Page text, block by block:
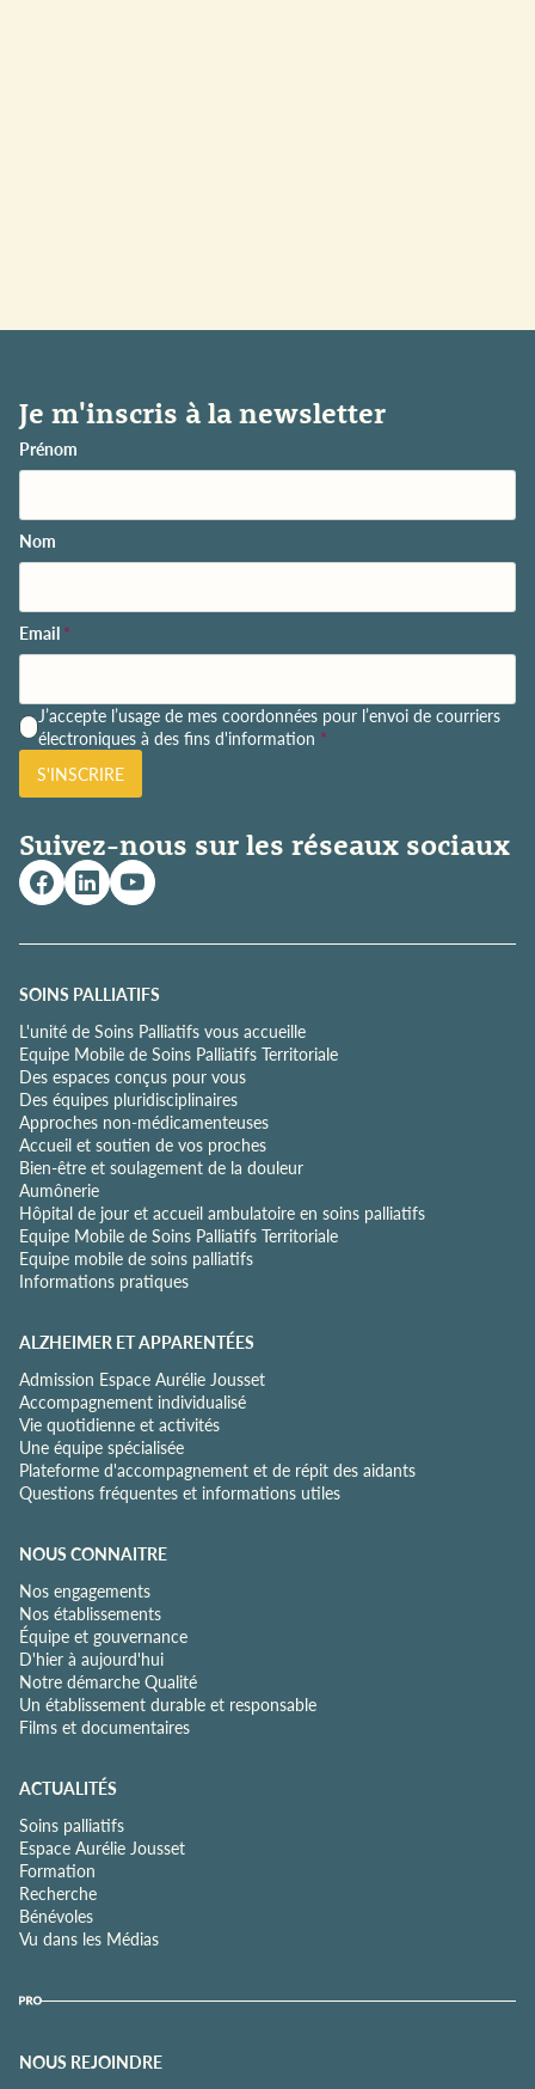
Je m'inscris à la newsletter
Prénom
Nom
Email *
P
o
l
t
q
u
e
e
o
f
i
d
e
n
t
i
a
l
i
t
é
J’accepte l’usage de mes coordonnées pour l’envoi de courriers
électroniques à des fins d'information *
S'INSCRIRE
Suivez-nous sur les réseaux sociaux
SOINS PALLIATIFS
L'unité de Soins Palliatifs vous accueille
Equipe Mobile de Soins Palliatifs Territoriale
Des espaces conçus pour vous
Des équipes pluridisciplinaires
Approches non-médicamenteuses
Accueil et soutien de vos proches
Bien-être et soulagement de la douleur
Aumônerie
Hôpital de jour et accueil ambulatoire en soins palliatifs
Equipe Mobile de Soins Palliatifs Territoriale
Equipe mobile de soins palliatifs
Informations pratiques
ALZHEIMER ET APPARENTÉES
Admission Espace Aurélie Jousset
Accompagnement individualisé
Vie quotidienne et activités
Une équipe spécialisée
Plateforme d'accompagnement et de répit des aidants
Questions fréquentes et informations utiles
NOUS CONNAITRE
Nos engagements
Nos établissements
Équipe et gouvernance
D'hier à aujourd'hui
Notre démarche Qualité
Un établissement durable et responsable
Films et documentaires
ACTUALITÉS
Soins palliatifs
Espace Aurélie Jousset
Formation
Recherche
Bénévoles
Vu dans les Médias
NOUS REJOINDRE